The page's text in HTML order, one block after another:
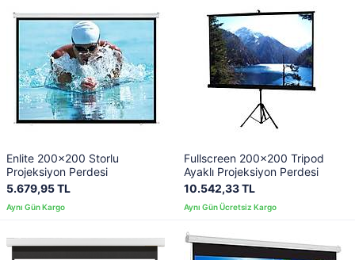
Enlite 200x200 Storlu
Projeksiyon Perdesi
5.679,95 TL
Fullscreen 200x200 Tripod
Ayaklı Projeksiyon Perdesi
10.542,33 TL